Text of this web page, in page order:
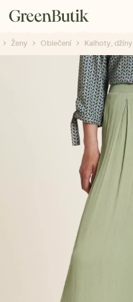
Ženy Oblečení Kalhoty, džíny